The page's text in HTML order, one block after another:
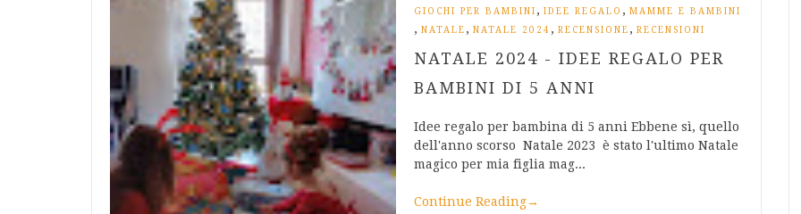
GIOCHI PER BAMBINI , IDEE REGALO , MAMME E BAMBINI
, NATALE , NATALE 2024 , RECENSIONE , RECENSIONI
NATALE 2024 - IDEE REGALO PER
BAMBINI DI 5 ANNI
Idee regalo per bambina di 5 anni Ebbene sì, quello
dell'anno scorso Natale 2023 è stato l'ultimo Natale
magico per mia figlia mag...
Continue Reading→